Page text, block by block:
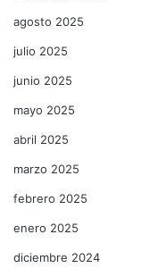
agosto 2025
julio 2025
junio 2025
mayo 2025
abril 2025
marzo 2025
febrero 2025
enero 2025
diciembre 2024